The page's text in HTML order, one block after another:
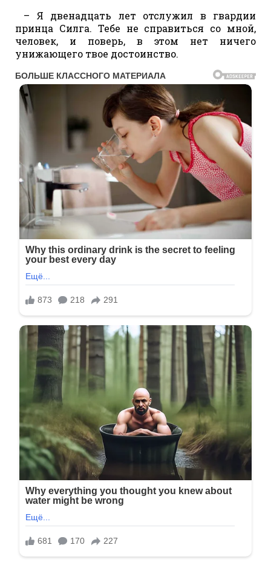
– Я двенадцать лет отслужил в гвардии
принца Силга. Тебе не справиться со мной,
человек, и поверь, в этом нет ничего
унижающего твое достоинство.